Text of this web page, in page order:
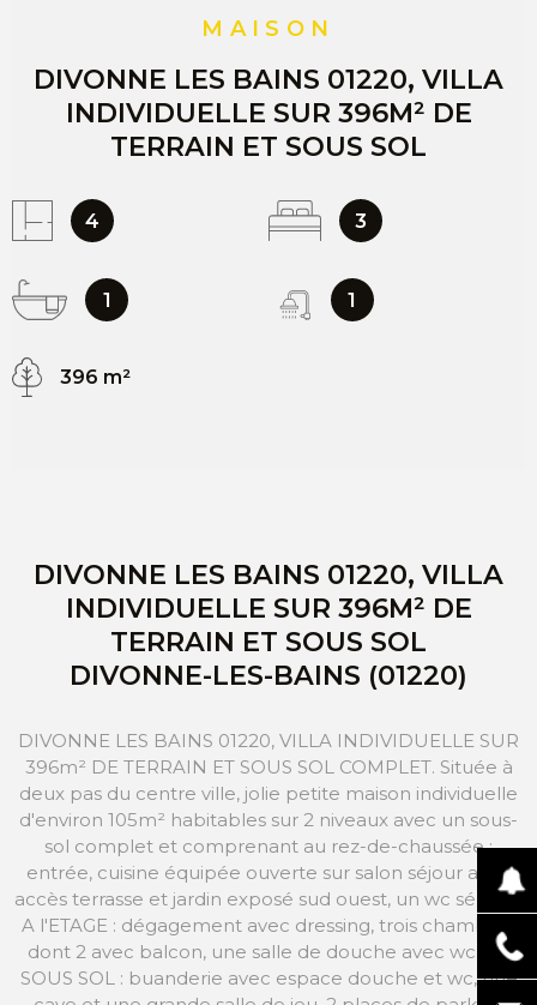
MAISON
DIVONNE LES BAINS 01220, VILLA
INDIVIDUELLE SUR 396M² DE
TERRAIN ET SOUS SOL
4 3
1 1
396 m²
DIVONNE LES BAINS 01220, VILLA
INDIVIDUELLE SUR 396M² DE
TERRAIN ET SOUS SOL
DIVONNE-LES-BAINS (01220)
DIVONNE LES BAINS 01220, VILLA INDIVIDUELLE SUR
396m² DE TERRAIN ET SOUS SOL COMPLET. Située à
deux pas du centre ville, jolie petite maison individuelle
d'environ 105m² habitables sur 2 niveaux avec un sous-
sol complet et comprenant au rez-de-chaussée :
entrée, cuisine équipée ouverte sur salon séjour avec
accès terrasse et jardin exposé sud ouest, un wc séparé.
A l'ETAGE : dégagement avec dressing, trois chambres
dont 2 avec balcon, une salle de douche avec wc. Au
SOUS SOL : buanderie avec espace douche et wc, une